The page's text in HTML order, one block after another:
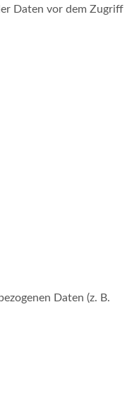
Daten vor dem Zugriff
Daten (z. B.